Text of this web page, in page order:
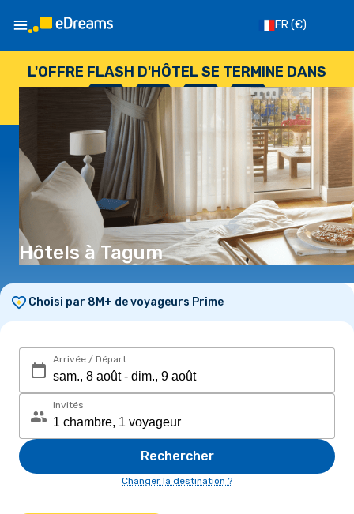
FR(€)
L'OFFRE FLASH D'HÔTEL SE TERMINE DANS
--
JOURS
: --
HEURES
: --
SECONDES
Hôtels à Tagum
Choisi par 8M+ de voyageurs Prime
Arrivée / Départ
Invités
Rechercher
Changer la destination ?